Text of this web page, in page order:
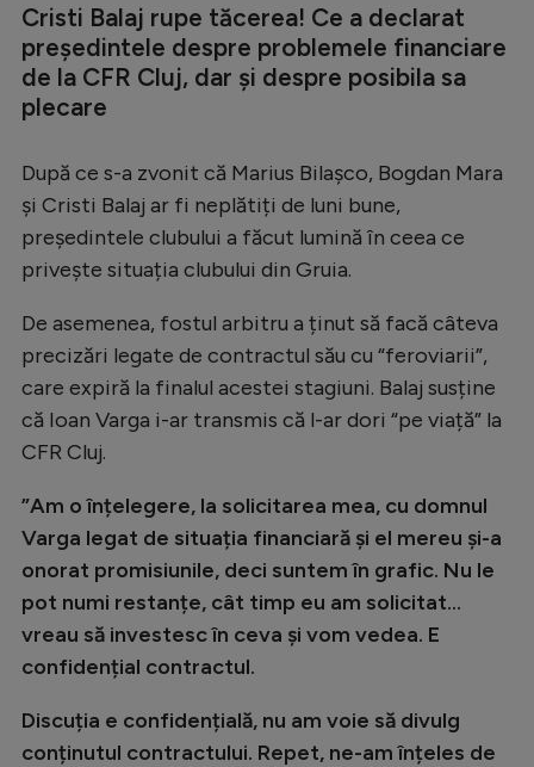
Clasamente
Handbal
Natație
Formula 1
Gimnastică
Auto
Alte sporturi
JO 2024
JO 2026
Intră în cont
Cristi Balaj rupe tăcerea! Ce a declarat
președintele despre problemele financiare
de la CFR Cluj, dar și despre posibila sa
plecare
După ce s-a zvonit că Marius Bilașco, Bogdan Mara
și Cristi Balaj ar fi neplătiți de luni bune,
președintele clubului a făcut lumină în ceea ce
privește situația clubului din Gruia.
De asemenea, fostul arbitru a ținut să facă câteva
precizări legate de contractul său cu “feroviarii”,
care expiră la finalul acestei stagiuni. Balaj susține
că Ioan Varga i-ar transmis că l-ar dori “pe viață” la
CFR Cluj.
”Am o înțelegere, la solicitarea mea, cu domnul
Varga legat de situația financiară și el mereu și-a
onorat promisiunile, deci suntem în grafic. Nu le
pot numi restanțe, cât timp eu am solicitat...
vreau să investesc în ceva și vom vedea. E
confidențial contractul.
Discuția e confidențială, nu am voie să divulg
conținutul contractului. Repet, ne-am înțeles de